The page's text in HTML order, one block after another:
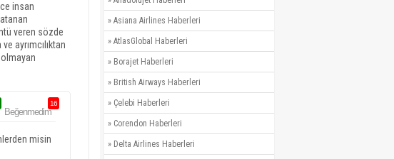
insan
veren sözde
ayrımcılıktan
olmayan
Beğenmedim
16
misin
» Asiana Airlines Haberleri
» AtlasGlobal Haberleri
» Borajet Haberleri
» British Airways Haberleri
» Çelebi Haberleri
» Corendon Haberleri
» Delta Airlines Haberleri